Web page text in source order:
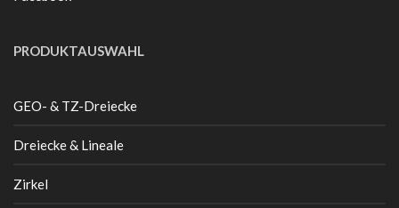
PRODUKTAUSWAHL
GEO- & TZ-Dreiecke
Dreiecke & Lineale
Zirkel